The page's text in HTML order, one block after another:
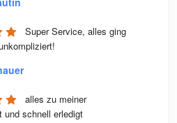
Super Service, alles ging
alles zu meiner
und schnell erledigt